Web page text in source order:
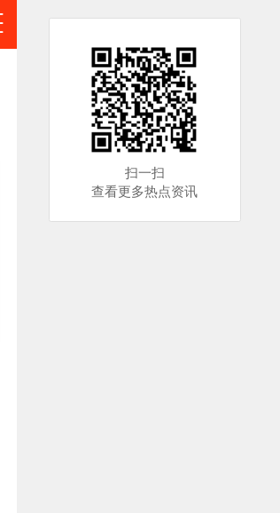
扫一扫
查看更多热点资讯